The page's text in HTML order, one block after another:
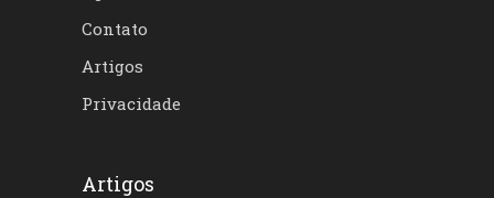
Contato
Artigos
Privacidade
Artigos